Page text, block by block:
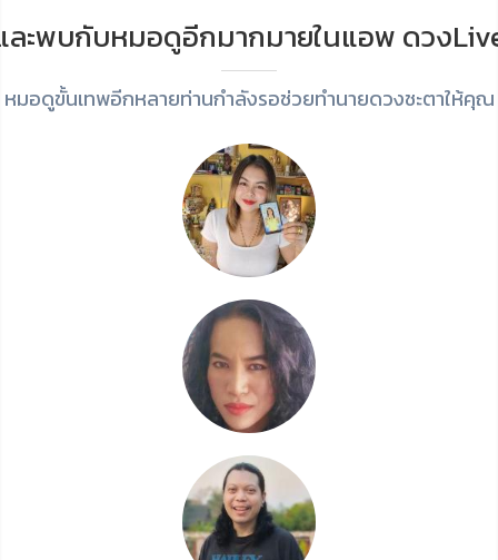
ละพบกับหมอดูอีกมากมายในแอพ ดวง
หมอดูขั้นเทพอีกหลายท่านกำลังรอช่วยทำนายดวงชะตาให้คุณ